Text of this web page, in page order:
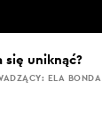
się uniknąć?
ELA BONDA